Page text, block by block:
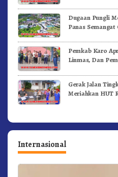
Dugaan Pungli
Panas
Pemkab Karo
Linmas, Dan
Gerak Jalan
Meriahkan HUT
Internasional